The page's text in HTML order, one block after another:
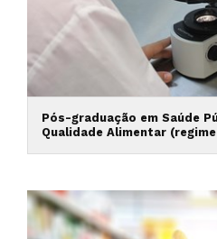
Pós-graduação em Saúde
Qualidade Alimentar